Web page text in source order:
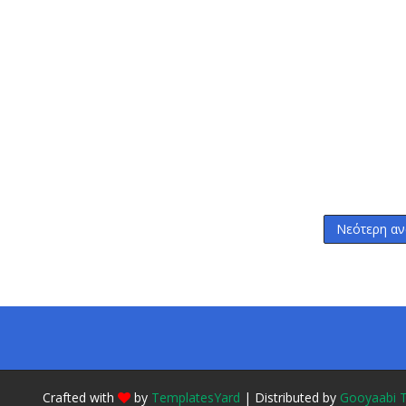
Νεότερη
Crafted with by TemplatesYard | Distributed by Gooyaabi